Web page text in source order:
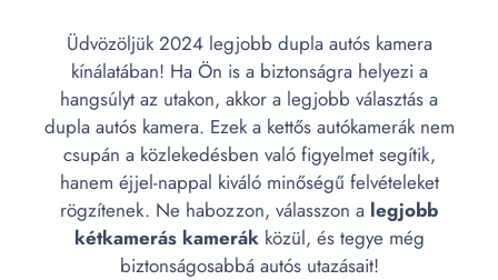
Üdvözöljük 2024 legjobb dupla autós kamera
kínálatában! Ha Ön is a biztonságra helyezi a
hangsúlyt az utakon, akkor a legjobb választás a
dupla autós kamera. Ezek a kettős autókamerák nem
csupán a közlekedésben való figyelmet segítik,
hanem éjjel-nappal kiváló minőségű felvételeket
rögzítenek. Ne habozzon, válasszon a legjobb
kétkamerás kamerákközül, és tegye még
biztonságosabbá autós utazásait!